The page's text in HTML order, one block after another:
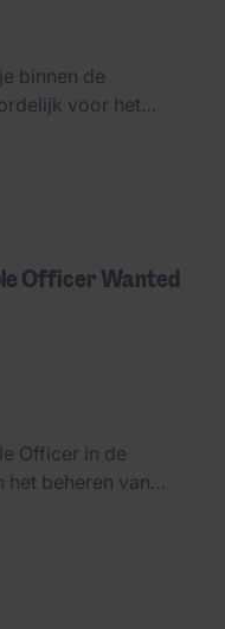
binnen de
voor het
ervoor dat alle
verlopen en
Officer Wanted
Officer in de
het beheren van
aan de soepel
speel je een